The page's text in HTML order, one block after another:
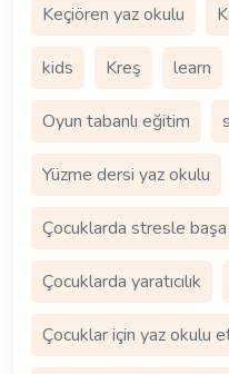
Keçiören yaz okulu
kids Kreş learn
Oyun tabanlı eğitim
Yüzme dersi yaz okulu
Çocuklarda stresle
Çocuklarda yaratıcılık
Çocuklar için yaz okulu